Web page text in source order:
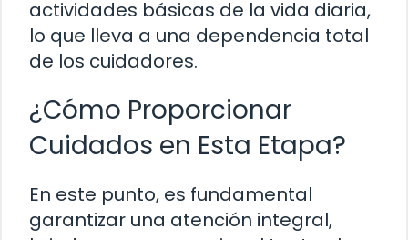
actividades básicas de la vida diaria,
lo que lleva a una dependencia total
de los cuidadores.
¿Cómo Proporcionar
Cuidados en Esta Etapa?
En este punto, es fundamental
garantizar una atención integral,